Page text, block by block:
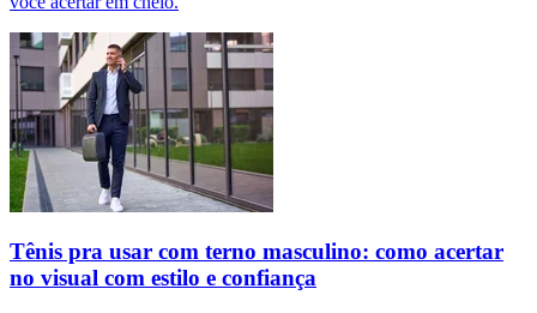
Tênis pra usar com terno masculino: como acertar
no visual com estilo e confiança